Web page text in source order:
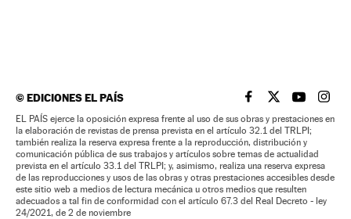
©EDICIONES EL PAÍS EL PAÍS BRASIL EN
EL PAÍSEL PAÍS
EL
EL PAÍS ejerce la oposición expresa frente al uso de sus obras y prestaciones en
la elaboración de revistas de prensa prevista en el artículo 32.1 del TRLPI;
también realiza la reserva expresa frente a la reproducción, distribución y
comunicación pública de sus trabajos y artículos sobre temas de actualidad
prevista en el artículo 33.1 del TRLPI; y, asimismo, realiza una reserva expresa
de las reproducciones y usos de las obras y otras prestaciones accesibles desde
este sitio web a medios de lectura mecánica u otros medios que resulten
adecuados a tal fin de conformidad con el artículo 67.3 del Real Decreto - ley
24/2021, de 2 de noviembre